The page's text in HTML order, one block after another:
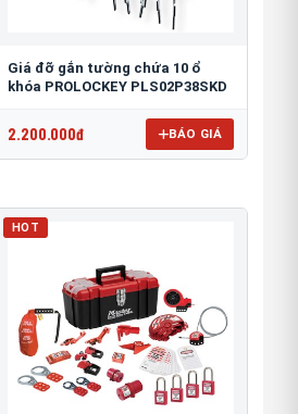
Giá đỡ gắn tường chứa 10 ổ
khóa PROLOCKEY PLS02P38SKD
2.200.000đ BÁO GIÁ
HOT